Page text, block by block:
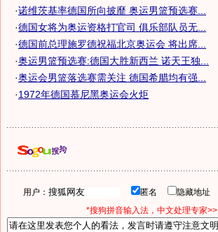
·诺维茨基率德国所向披靡 奥运男篮预选赛...
·德国女将为奥运资格打官司 俱乐部队员无...
·德国前总理施罗德祝福北京奥运会 将出席...
·奥运男篮预选赛:德国大胜新西兰 诺天王独...
·奥运会男篮落选赛需关注 德国希腊均有强...
·1972年德国慕尼黑奥运会火炬
用户： 匿名 隐藏地址
*搜狗拼音输入法，中文处理专家>>